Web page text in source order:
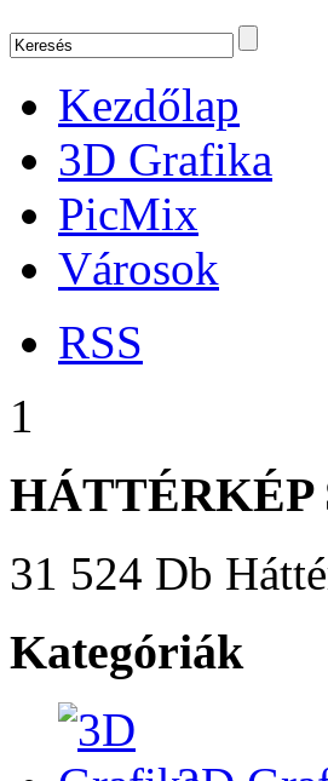
Kezdőlap
3D Grafika
PicMix
Városok
RSS
1
31 524 Db
Kategóriák